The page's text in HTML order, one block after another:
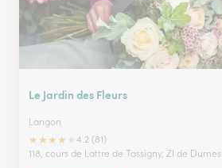
Le Jardin des Fleurs
Langon
★★★★
4.2 (81)
118, cours de Lattre de Tassigny, ZI de Dumes